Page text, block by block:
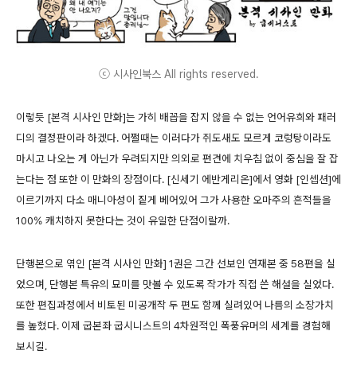
ⓒ 시사인북스 All rights reserved.
이렇듯 [본격 시사인 만화]는 가히 배꼽을 잡지 않을 수 없는 언어유희와 패러
디의 결정판이라 하겠다. 어쩔때는 이러다가 쥐도새도 모르게 코렁탕이라도
마시고 나오는 게 아닌가 우려되지만 의외로 편견에 치우침 없이 중심을 잘 잡
는다는 점 또한 이 만화의 장점이다. [신세기 에반게리온]에서 영화 [인셉션]에
이르기까지 다소 매니아성이 짙게 베어있어 그가 사용한 오마주의 흔적들을
100% 캐치하지 못한다는 것이 유일한 단점이랄까.
단행본으로 엮인 [본격 시사인 만화] 1권은 그간 선보인 연재본 중 58편을 실
었으며, 단행본 특유의 묘미를 맛볼 수 있도록 작가가 직접 쓴 해설을 실었다.
또한 편집과정에서 비토된 미공개작 두 편도 함께 실려있어 나름의 소장가치
를 높혔다. 이제 굽본좌 굽시니스트의 4차원적인 폭풍유머의 세계를 경험해
보시길.